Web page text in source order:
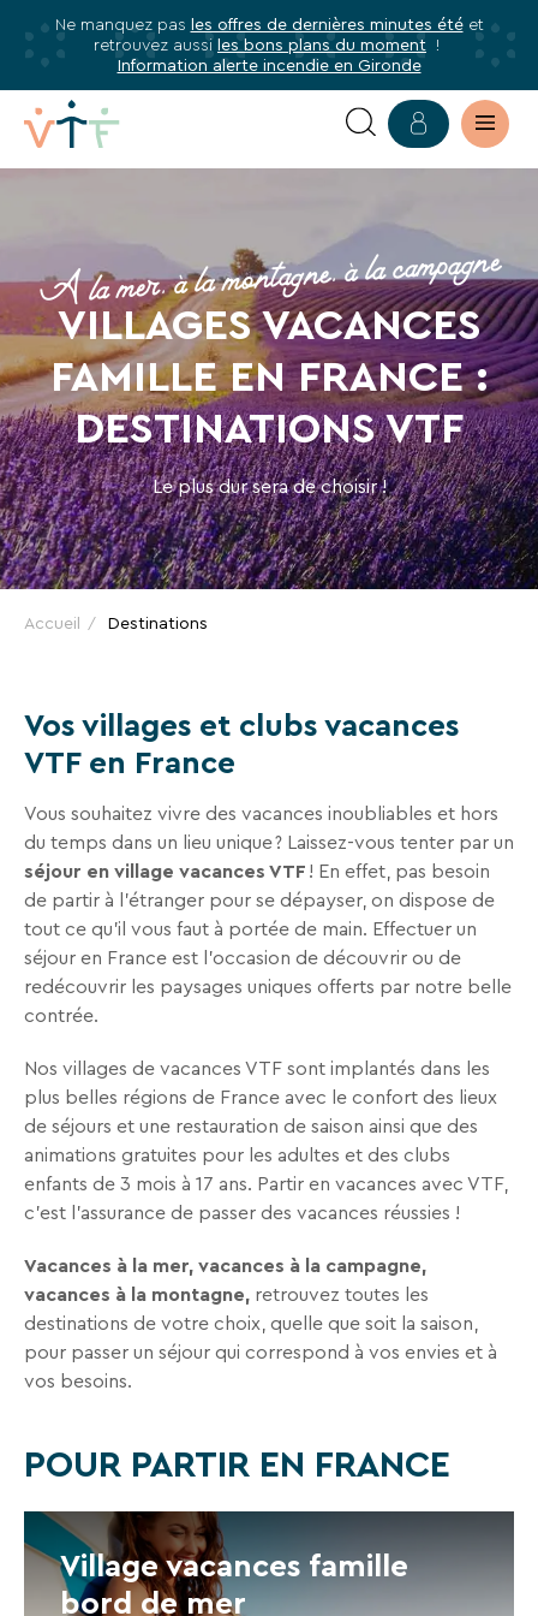
Ne manquez pas les offres de dernières minutes étéet
retrouvez aussiles bons plans du moment !
Information alerte incendie en Gironde
VOTRE
VILLAGE
VACANCES
EN
FRANCE
AVEC
VTF
A la mer, à la montagne, à la campagne
VILLAGES VACANCES
FAMILLE EN FRANCE :
DESTINATIONS VTF
Le plus dur sera de choisir !
Accueil Destinations
Vos villages et clubs vacances
VTF en France
Vous souhaitez vivre des vacances inoubliables et hors
du temps dans un lieu unique ? Laissez-vous tenter par un
séjour en village vacances VTF! En effet, pas besoin
de partir à l’étranger pour se dépayser, on dispose de
tout ce qu’il vous faut à portée de main. Effectuer un
séjour en France est l’occasion de découvrir ou de
redécouvrir les paysages uniques offerts par notre belle
contrée.
Nos villages de vacances VTF sont implantés dans les
plus belles régions de France avec le confort des lieux
de séjours et une restauration de saison ainsi que des
animations gratuites pour les adultes et des clubs
enfants de 3 mois à 17 ans. Partir en vacances avec VTF,
c’est l’assurance de passer des vacances réussies !
Vacances à la mer, vacances à la campagne,
vacances à la montagne, retrouvez toutes les
destinations de votre choix, quelle que soit la saison,
pour passer un séjour qui correspond à vos envies et à
vos besoins.
POUR PARTIR EN FRANCE
Village vacances famille
bord de mer
Abonnez-
vous
Abonnez-
vous
pour
être
informé·e
de
tous
les
avantages
VTF,
des
offres
des
bons
plans
pour
vos
vacances
!
Il
suffit
d’un
Recevez
tous
les
15
jours,
dans
votre
boîte
mail,
toutes
nouveautés,
bons
plans,
promos,
idées